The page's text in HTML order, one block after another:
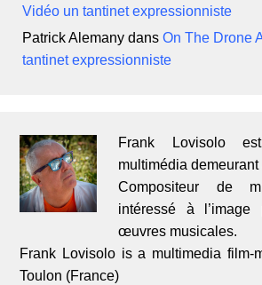
Vidéo un tantinet expressionniste
Patrick Alemany dansOn The Drone
tantinet expressionniste
Frank Lovisolo
multimédia
Compositeur de
intéressé à
œuvres musicales.
Frank Lovisolo is a multimedia film-
Toulon (France)